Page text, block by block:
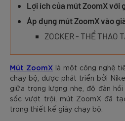
Lợi ích của mút ZoomX với
Áp dụng mút ZoomX vào
ZOCKER - THỂ THAO
Mút ZoomXlà một công nghệ
chạy bộ, được phát triển bởi
giữa trọng lượng nhẹ, độ đàn
sốc vượt trội, mút ZoomX đã
trong thiết kế giày chạy bộ.